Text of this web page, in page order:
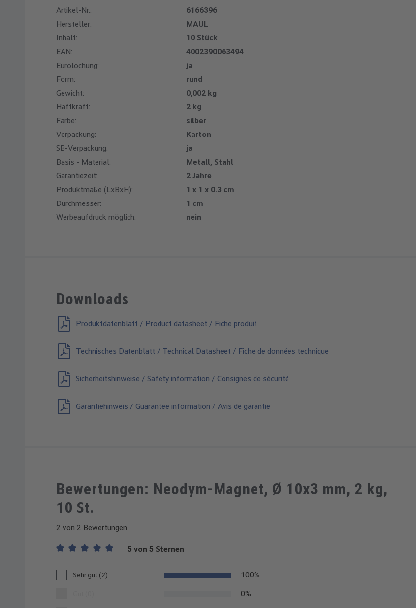
Artikel-Nr.:
6166396
Hersteller:
MAUL
Inhalt:
10 Stück
EAN:
4002390063494
Eurolochung:
ja
Form:
rund
Gewicht:
0,002 kg
Haftkraft:
2 kg
Farbe:
silber
Verpackung:
Karton
SB-Verpackung:
ja
Basis - Material:
Metall, Stahl
Garantiezeit:
2 Jahre
Produktmaße (LxBxH):
1 x 1 x 0.3 cm
Durchmesser:
1 cm
Werbeaufdruck möglich:
nein
Downloads
Produktdatenblatt / Product datasheet / Fiche produit
Technisches Datenblatt / Technical Datasheet / Fiche de données technique
Sicherheitshinweise / Safety information / Consignes de sécurité
Garantiehinweis / Guarantee information / Avis de garantie
Bewertungen: Neodym-Magnet, Ø 10x3 mm, 2 kg,
10 St.
2 von 2 Bewertungen
5 von 5 Sternen
Sehr gut (2) 100%
0%